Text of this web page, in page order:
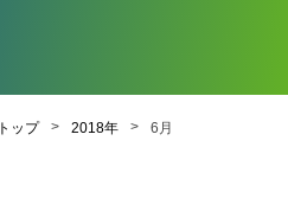
トップ > 2018年 > 6月